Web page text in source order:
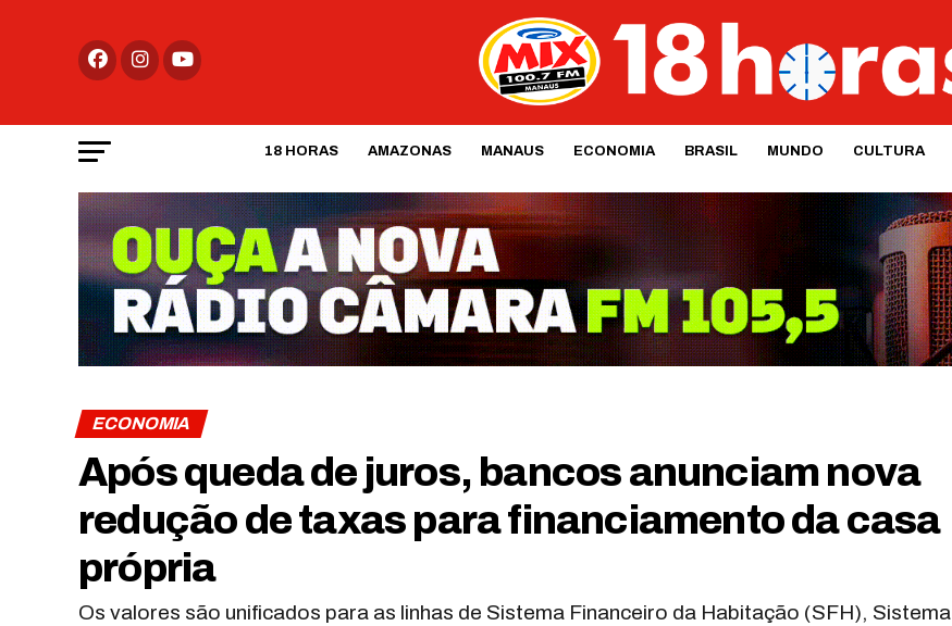
18 HORAS AMAZONAS MANAUS ECONOMIA BRASIL MUNDO CULTURA
ECONOMIA
Após queda de juros, bancos anunciam nova
redução de taxas para financiamento da casa
própria
Os valores são unificados para as linhas de Sistema Financeiro da Habitação (SFH), Sistema